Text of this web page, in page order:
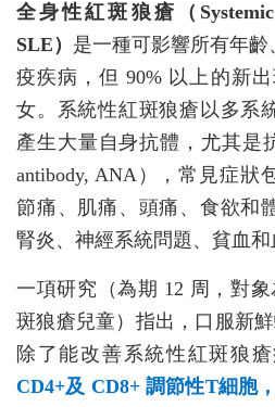
全身性紅斑狼瘡（Systemic
SLE） 是一種可影響所有年
疫疾病，但 90% 以上的新
女。系統性紅斑狼瘡以多系
產生大量自身抗體，尤其是
antibody, ANA），常見症狀
節痛、肌痛、頭痛、食欲和
腎炎、神經系統問題、貧血和
一項研究（為期 12 周，對
斑狼瘡兒童）指出，口服新鮮
除了能改善系統性紅斑狼
CD4+及 CD8+ 調節性T細胞